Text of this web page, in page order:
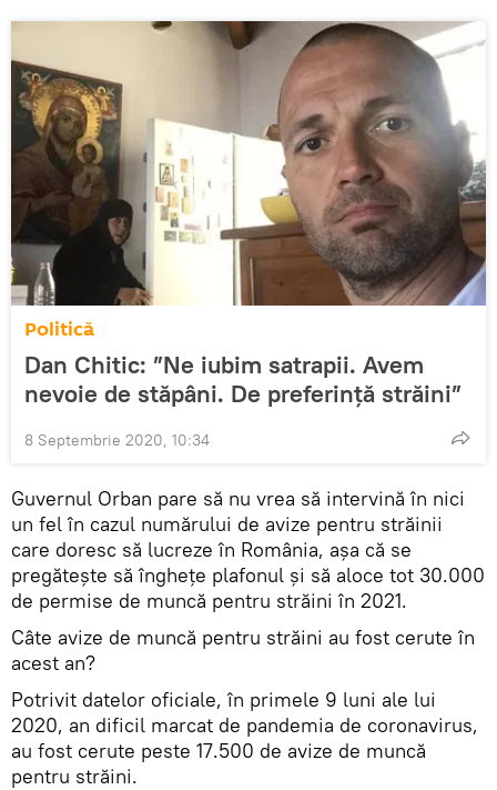
Politică
Dan Chitic: ”Ne iubim satrapii. Avem
nevoie de stăpâni. De preferință străini”
8 Septembrie 2020, 10:34
Guvernul Orban pare să nu vrea să intervină în nici
un fel în cazul numărului de avize pentru străinii
care doresc să lucreze în România, așa că se
pregătește să înghețe plafonul și să aloce tot 30.000
de permise de muncă pentru străini în 2021.
Câte avize de muncă pentru străini au fost cerute în
acest an?
Potrivit datelor oficiale, în primele 9 luni ale lui
2020, an dificil marcat de pandemia de coronavirus,
au fost cerute peste 17.500 de avize de muncă
pentru străini.